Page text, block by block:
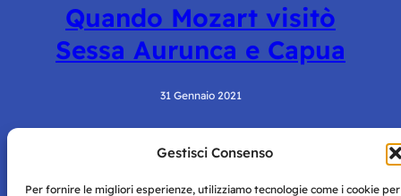
Gestisci Consenso
Per fornire le migliori esperienze, utilizziamo tecnologie come i cookie per
Quando Mozart visitò
Sessa Aurunca e Capua
31 Gennaio 2021